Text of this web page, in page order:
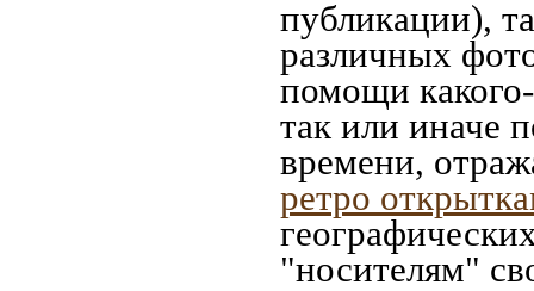
публикации),
различных
помощи
так или иначе
времени,
ретро
"носителям"